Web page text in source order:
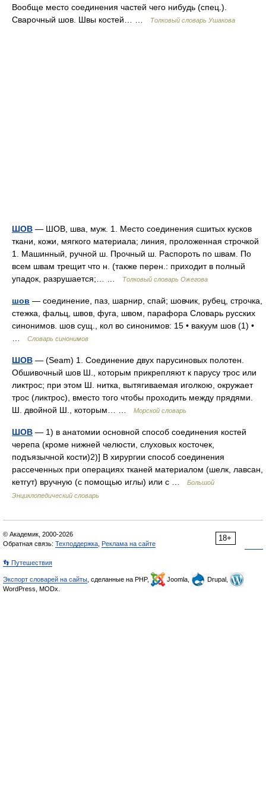
Вообще место соединения частей чего нибудь (спец.).
Сварочный шов. Швы костей… …
Толковый словарь Ушакова
ШОВ — ШОВ, шва, муж. 1. Место соединения сшитых кусков
ткани, кожи, мягкого материала; линия, проложенная строчкой
1. Машинный, ручной ш. Прочный ш. Распороть по швам. По
всем швам трещит что н. (также перен.: приходит в полный
упадок, разрушается;… …
Толковый словарь Ожегова
шов — соединение, паз, шарнир, спай; шовчик, рубец, строчка,
стежка, фальц, швов, фуга, швом, парафора Словарь русских
синонимов. шов сущ., кол во синонимов: 15 • вакуум шов (1) •
Словарь синонимов
ШОВ — (Seam) 1. Соединение двух парусиновых полотен.
Обшивочный шов Ш., которым прикрепляют к парусу трос или
ликтрос; при этом Ш. нитка, вытягиваемая иголкою, окружает
трос (ликтрос), вместо того чтобы проходить между прядями.
Ш. двойной Ш., которым… …
Морской словарь
ШОВ — 1) в анатомии основной способ соединения костей
черепа (кроме нижней челюсти, слуховых косточек,
подъязычной кости)2)] В хирургии способ соединения
рассеченных при операциях тканей материалом (шелк, лавсан,
кетгут) вручную (с помощью иглы) или с …
Большой
Энциклопедический словарь
18+
© Академик, 2000-2026
Обратная связь: Техподдержка Реклама на сайте
👣 Путешествия
Экспорт словарей на сайты , сделанные на PHP, Joomla,
Drupal,
WordPress, MODx.